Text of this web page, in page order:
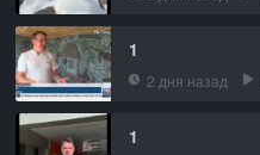
1
2 дня назад
1